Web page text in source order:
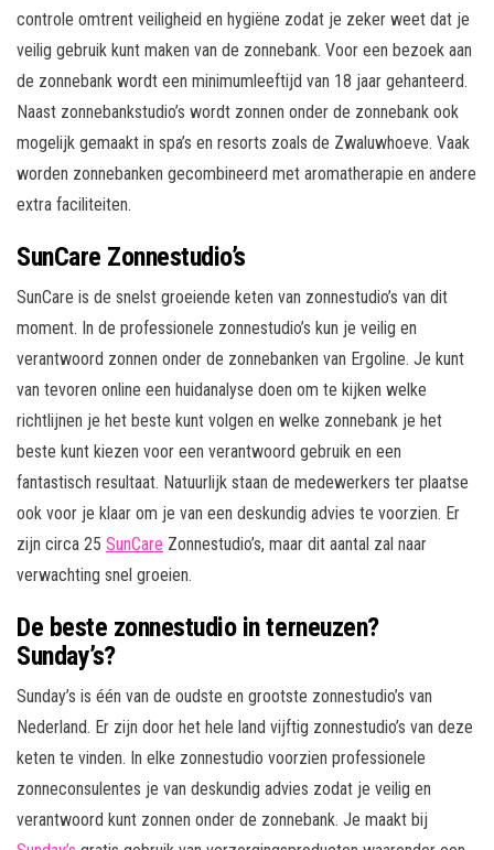
controle omtrent veiligheid en hygiëne zodat je zeker weet dat je
veilig gebruik kunt maken van de zonnebank. Voor een bezoek aan
de zonnebank wordt een minimumleeftijd van 18 jaar gehanteerd.
Naast zonnebankstudio’s wordt zonnen onder de zonnebank ook
mogelijk gemaakt in spa’s en resorts zoals de Zwaluwhoeve. Vaak
worden zonnebanken gecombineerd met aromatherapie en andere
extra faciliteiten.
SunCare Zonnestudio’s
SunCare is de snelst groeiende keten van zonnestudio’s van dit
moment. In de professionele zonnestudio’s kun je veilig en
verantwoord zonnen onder de zonnebanken van Ergoline. Je kunt
van tevoren online een huidanalyse doen om te kijken welke
richtlijnen je het beste kunt volgen en welke zonnebank je het
beste kunt kiezen voor een verantwoord gebruik en een
fantastisch resultaat. Natuurlijk staan de medewerkers ter plaatse
ook voor je klaar om je van een deskundig advies te voorzien. Er
zijn circa 25 SunCare Zonnestudio’s, maar dit aantal zal naar
verwachting snel groeien.
De beste zonnestudio in terneuzen?
Sunday’s?
Sunday’s is één van de oudste en grootste zonnestudio’s van
Nederland. Er zijn door het hele land vijftig zonnestudio’s van deze
keten te vinden. In elke zonnestudio voorzien professionele
zonneconsulentes je van deskundig advies zodat je veilig en
verantwoord kunt zonnen onder de zonnebank. Je maakt bij